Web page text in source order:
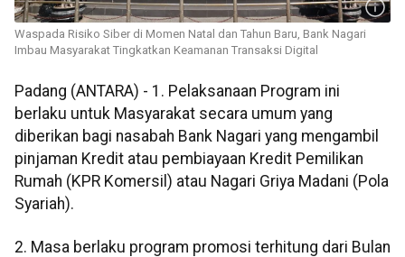
Waspada Risiko Siber di Momen Natal dan Tahun Baru, Bank Nagari
Imbau Masyarakat Tingkatkan Keamanan Transaksi Digital
Padang (ANTARA) - 1. Pelaksanaan Program ini
berlaku untuk Masyarakat secara umum yang
diberikan bagi nasabah Bank Nagari yang mengambil
pinjaman Kredit atau pembiayaan Kredit Pemilikan
Rumah (KPR Komersil) atau Nagari Griya Madani (Pola
Syariah).
2. Masa berlaku program promosi terhitung dari Bulan